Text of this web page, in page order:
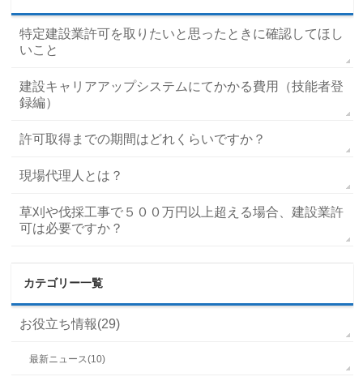
特定建設業許可を取りたいと思ったときに確認してほし
いこと
建設キャリアアップシステムにてかかる費用（技能者登
録編）
許可取得までの期間はどれくらいですか？
現場代理人とは？
草刈や伐採工事で５００万円以上超える場合、建設業許
可は必要ですか？
カテゴリー一覧
お役立ち情報(29)
最新ニュース(10)